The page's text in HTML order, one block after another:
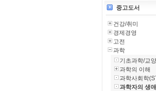
중고도서
건강/취미
경제경영
고전
과학
기초과학/교
과학의 이해
과학사회학
과학자의 생애